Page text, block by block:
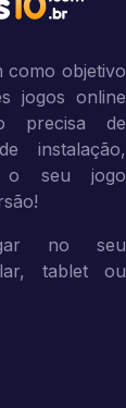
como objetivo
jogos online
precisa de
instalação,
o seu jogo
no seu
tablet ou